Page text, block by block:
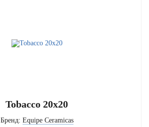
Tobacco 20x20
Бренд: Equipe Ceramicas